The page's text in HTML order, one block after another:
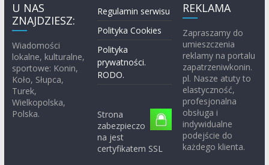
U NAS
ZNAJDZIESZ:
Wiadomości
lokalne, kulturalne,
sportowe: Konin,
Koło, Słupca,
Turek,
Wielkopolska,
Polska.
Regulamin serwisu
Polityka Cookies
Polityka
prywatności.
RODO.
Strona
zabezpieczo
na jest
certyfikatem SSL
REKLAMA
Zapraszamy do
umieszczenia
reklamy na portalu
zapatrzeniwkonin.
pl. Nasze atuty to
elastyczność,
profesjonalna
obsługa i
indywidualne
podejście do
każdego klienta.